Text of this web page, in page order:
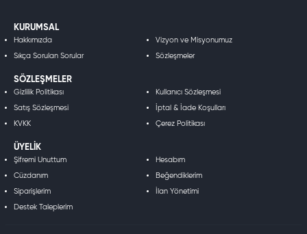
KURUMSAL
Hakkımızda Vizyon ve Misyonumuz
Sıkça Sorulan Sorular Sözleşmeler
SÖZLEŞMELER
Gizlilik Politikası Kullanıcı Sözleşmesi
Satış Sözleşmesi İptal & İade Koşulları
KVKK Çerez Politikası
ÜYELIK
Şifremi Unuttum Hesabım
Cüzdanım Beğendiklerim
Siparişlerim İlan Yönetimi
Destek Taleplerim